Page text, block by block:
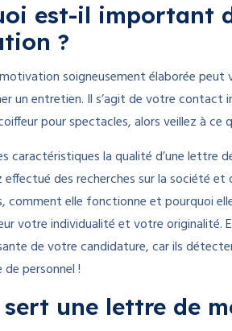
est-il important
?
soigneusement élaborée peut
un entretien. Il s’agit de votre
pour spectacles, alors veillez à ce
caractéristiques la qualité d’une
des recherches sur la société et
comment elle fonctionne et pourquoi
votre individualité et votre originalité.
de votre candidature, car ils
personnel !
une lettre de